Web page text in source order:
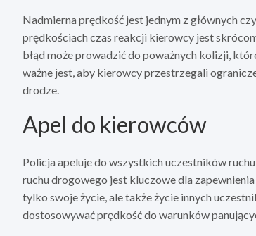
Nadmierna prędkość jest jednym z głównych
prędkościach czas reakcji kierowcy jest
błąd może prowadzić do poważnych kolizji,
ważne jest, aby kierowcy przestrzegali
drodze.
Apel do kierowców
Policja apeluje do wszystkich uczestników
ruchu drogowego jest kluczowe dla
tylko swoje życie, ale także życie innych
dostosowywać prędkość do warunków